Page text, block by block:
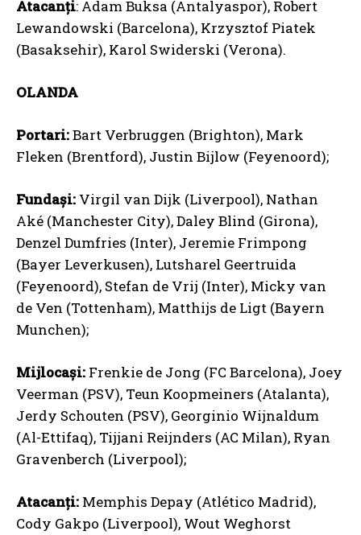
Atacanți: Adam Buksa (Antalyaspor), Robert
Lewandowski (Barcelona), Krzysztof Piatek
(Basaksehir), Karol Swiderski (Verona).
OLANDA
Portari:Bart Verbruggen (Brighton), Mark
Fleken (Brentford), Justin Bijlow (Feyenoord);
Fundași: Virgil van Dijk (Liverpool), Nathan
Aké (Manchester City), Daley Blind (Girona),
Denzel Dumfries (Inter), Jeremie Frimpong
(Bayer Leverkusen), Lutsharel Geertruida
(Feyenoord), Stefan de Vrij (Inter), Micky van
de Ven (Tottenham), Matthijs de Ligt (Bayern
Munchen);
Mijlocași: Frenkie de Jong (FC Barcelona), Joey
Veerman (PSV), Teun Koopmeiners (Atalanta),
Jerdy Schouten (PSV), Georginio Wijnaldum
(Al-Ettifaq), Tijjani Reijnders (AC Milan), Ryan
Gravenberch (Liverpool);
Atacanți: Memphis Depay (Atlético Madrid),
Cody Gakpo (Liverpool), Wout Weghorst